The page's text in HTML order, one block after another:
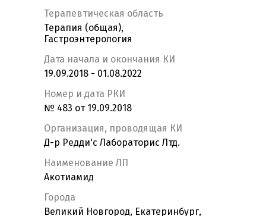
Терапевтическая область
Терапия (общая),
Гастроэнтерология
Дата начала и окончания КИ
19.09.2018 - 01.08.2022
Номер и дата РКИ
№ 483 от 19.09.2018
Организация, проводящая КИ
Д-р Редди'с Лабораторис Лтд.
Наименование ЛП
Акотиамид
Города
Великий Новгород, Екатеринбург,